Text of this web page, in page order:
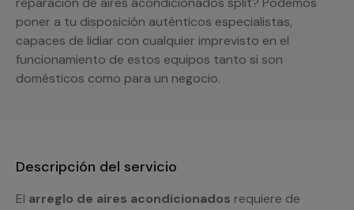
poner a tu disposición auténticos especialistas,
capaces de lidiar con cualquier imprevisto en el
funcionamiento de estos equipos tanto si son
domésticos como para un negocio.
Descripción del servicio
El arreglo de aires acondicionados requiere de